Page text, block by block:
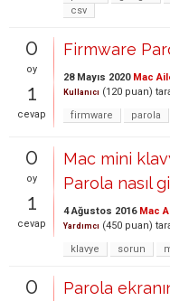
csv
0
oy
1
cevap
Firmware
28 Mayıs 2020 Mac
Kullanıcı (120 puan)
firmware
parola
0
oy
1
cevap
Mac mini
Parola nasıl
4 Ağustos 2016 Mac
Yardımcı (450 puan)
klavye
sorun
0
Parola